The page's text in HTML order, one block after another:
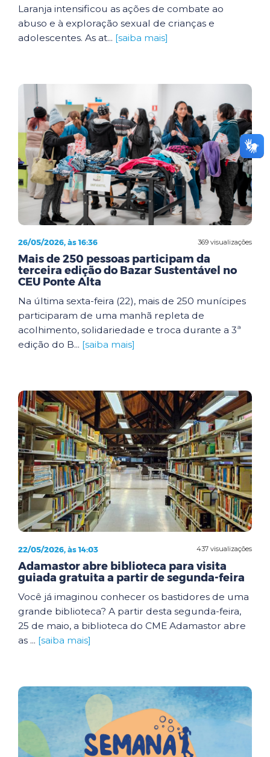
Laranja intensificou as ações de combate ao
abuso e à exploração sexual de crianças e
adolescentes. As at... [saiba mais]
369 visualizações
26/05/2026, às 16:36
Mais de 250 pessoas participam da
terceira edição do Bazar Sustentável no
CEU Ponte Alta
Na última sexta-feira (22), mais de 250 munícipes
participaram de uma manhã repleta de
acolhimento, solidariedade e troca durante a 3ª
edição do B... [saiba mais]
437 visualizações
22/05/2026, às 14:03
Adamastor abre biblioteca para visita
guiada gratuita a partir de segunda-feira
Você já imaginou conhecer os bastidores de uma
grande biblioteca? A partir desta segunda-feira,
25 de maio, a biblioteca do CME Adamastor abre
as ... [saiba mais]